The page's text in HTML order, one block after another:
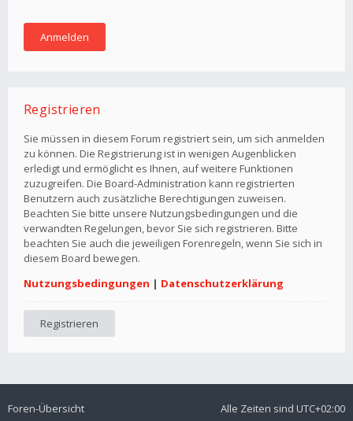
Registrieren
Sie müssen in diesem Forum registriert sein, um sich anmelden
zu können. Die Registrierung ist in wenigen Augenblicken
erledigt und ermöglicht es Ihnen, auf weitere Funktionen
zuzugreifen. Die Board-Administration kann registrierten
Benutzern auch zusätzliche Berechtigungen zuweisen.
Beachten Sie bitte unsere Nutzungsbedingungen und die
verwandten Regelungen, bevor Sie sich registrieren. Bitte
beachten Sie auch die jeweiligen Forenregeln, wenn Sie sich in
diesem Board bewegen.
Nutzungsbedingungen | Datenschutzerklärung
Registrieren
Foren-Übersicht Alle Zeiten sind UTC+02:00